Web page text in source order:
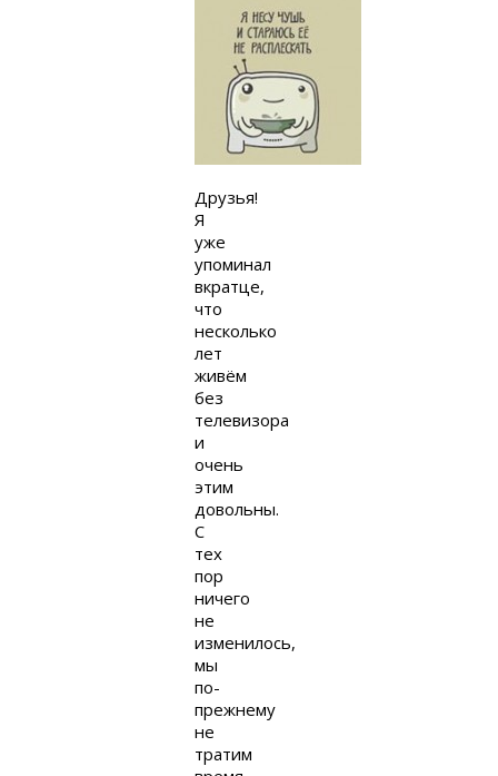
Друзья!
Я
уже
упоминал
вкратце,
что
несколько
лет
живём
без
телевизора
и
очень
этим
довольны.
С
тех
пор
ничего
не
изменилось,
мы
по-
прежнему
не
тратим